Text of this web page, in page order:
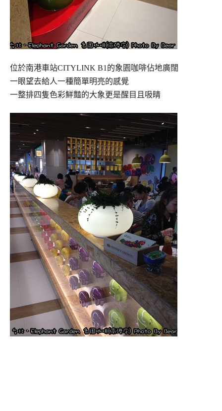
位於南港車站CITYLINK B1的象園咖啡佔地廣闊
一眼望去給人一種簡單明亮的感覺
一整排四隻色彩鮮豔的大象更是醒目且吸睛